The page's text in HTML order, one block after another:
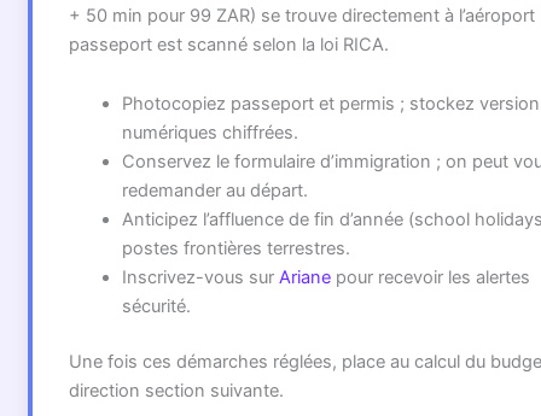
+ 50 min pour 99 ZAR) se trouve directement à l’aéroport
passeport est scanné selon la loi RICA.
Photocopiez passeport et permis ; stockez
numériques chiffrées.
Conservez le formulaire d’immigration ; on peut
redemander au départ.
Anticipez l’affluence de fin d’année (school
postes frontières terrestres.
Inscrivez-vous sur Arianepour recevoir les alertes
sécurité.
Une fois ces démarches réglées, place au calcul du
direction section suivante.